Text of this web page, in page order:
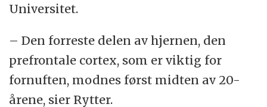
Universitet.
– Den forreste delen av hjernen, den
prefrontale cortex, som er viktig for
fornuften, modnes først midten av 20-
årene, sier Rytter.